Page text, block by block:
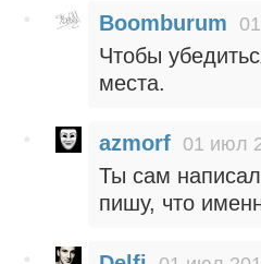
Boomburum
Чтобы
места.
azmorf 01 июл
Ты сам
пишу, что